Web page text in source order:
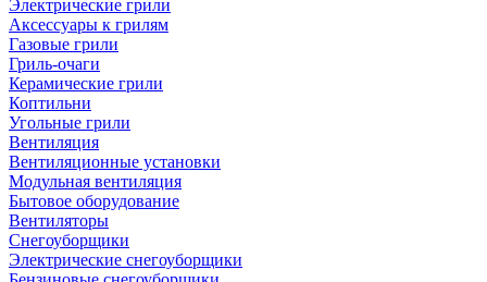
Электрические грили
Аксессуары к грилям
Газовые грили
Гриль-очаги
Керамические грили
Коптильни
Угольные грили
Вентиляция
Вентиляционные установки
Модульная вентиляция
Бытовое оборудование
Вентиляторы
Снегоуборщики
Электрические снегоуборщики